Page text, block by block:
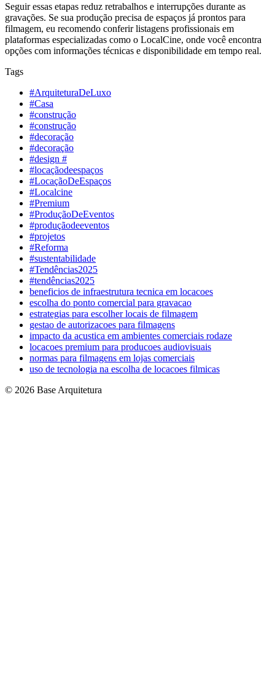
Seguir essas etapas reduz retrabalhos e interrupções durante as
gravações. Se sua produção precisa de espaços já prontos para
filmagem, eu recomendo conferir listagens profissionais em
plataformas especializadas como o LocalCine, onde você encontra
opções com informações técnicas e disponibilidade em tempo real.
Tags
#ArquiteturaDeLuxo
#Casa
#construção
#construção
#decoração
#decoração
#design #
#locaçãodeespaços
#LocaçãoDeEspaços
#Localcine
#Premium
#ProduçãoDeEventos
#produçãodeeventos
#projetos
#Reforma
#sustentabilidade
#Tendências2025
#tendências2025
beneficios de infraestrutura tecnica em locacoes
escolha do ponto comercial para gravacao
estrategias para escolher locais de filmagem
gestao de autorizacoes para filmagens
impacto da acustica em ambientes comerciais rodaze
locacoes premium para producoes audiovisuais
normas para filmagens em lojas comerciais
uso de tecnologia na escolha de locacoes filmicas
© 2026 Base Arquitetura